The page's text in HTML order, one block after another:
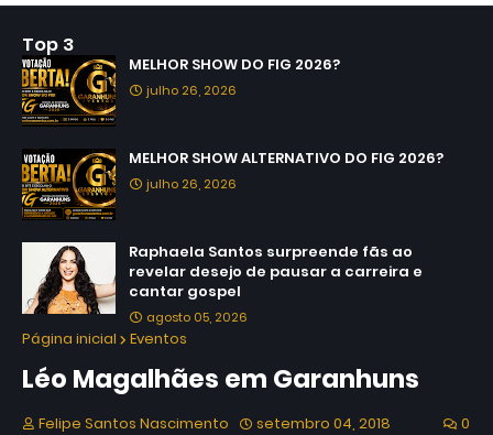
Top 3
MELHOR SHOW DO FIG 2026?
julho 26, 2026
MELHOR SHOW ALTERNATIVO DO FIG 2026?
julho 26, 2026
Raphaela Santos surpreende fãs ao
revelar desejo de pausar a carreira e
cantar gospel
agosto 05, 2026
Página inicial Eventos
Léo Magalhães em Garanhuns
Felipe Santos Nascimento setembro 04, 2018 0